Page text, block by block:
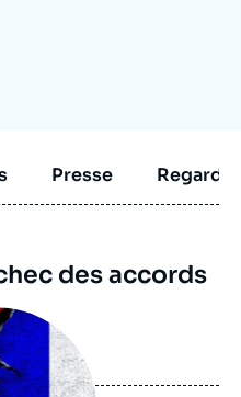
Presse
des accords